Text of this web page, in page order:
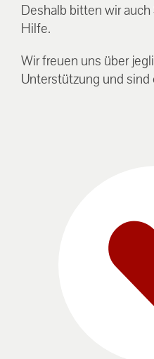
Deshalb bitten wir
Hilfe.
Wir freuen uns über
Unterstützung und sind